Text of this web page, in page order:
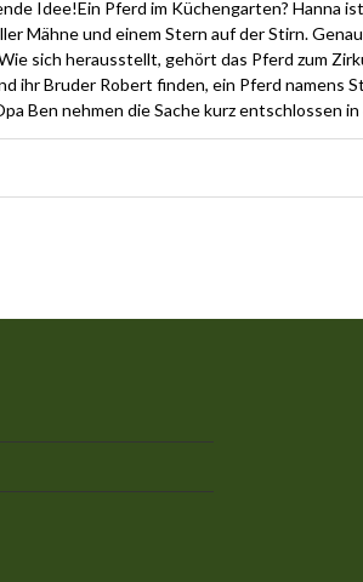
Idee!Ein Pferd im Küchengarten? Hanna
Mähne und einem Stern auf der Stirn.
sich herausstellt, gehört das Pferd zum
ihr Bruder Robert finden, ein Pferd namens
Ben nehmen die Sache kurz entschlossen in